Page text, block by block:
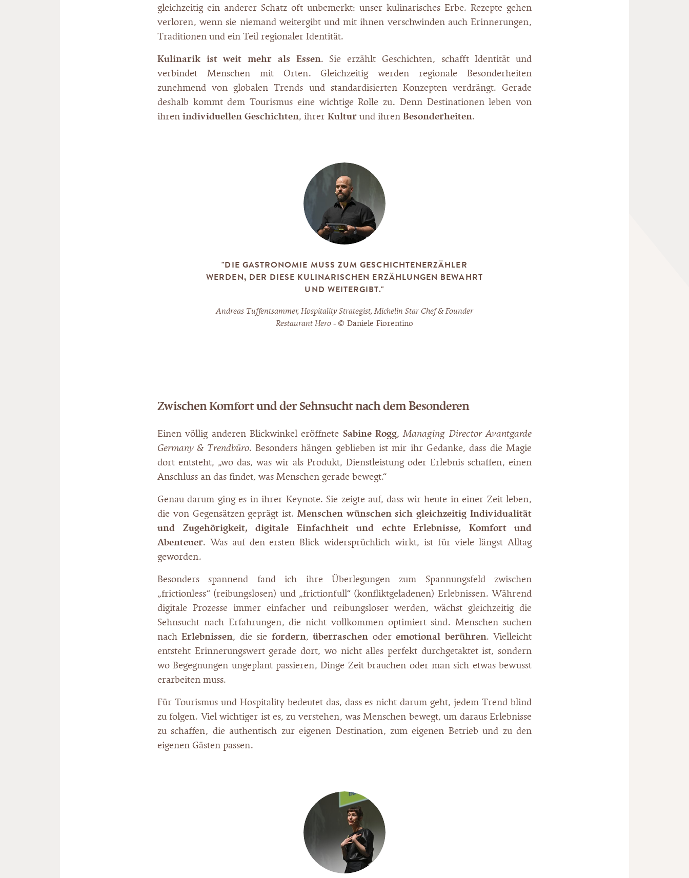
gleichzeitig ein anderer Schatz oft unbemerkt: unser kulinarisches Erbe. Rezepte gehen
verloren, wenn sie niemand weitergibt und mit ihnen verschwinden auch Erinnerungen,
Traditionen und ein Teil regionaler Identität.
Kulinarik ist weit mehr als Essen. Sie erzählt Geschichten, schafft Identität und
verbindet Menschen mit Orten. Gleichzeitig werden regionale Besonderheiten
zunehmend von globalen Trends und standardisierten Konzepten verdrängt. Gerade
deshalb kommt dem Tourismus eine wichtige Rolle zu. Denn Destinationen leben von
ihren individuellen Geschichten, ihrer Kultur und ihren Besonderheiten.
"DIE GASTRONOMIE MUSS ZUM GESCHICHTENERZÄHLER
WERDEN, DER DIESE KULINARISCHEN ERZÄHLUNGEN BEWAHRT
UND WEITERGIBT."
Andreas Tuffentsammer, Hospitality Strategist, Michelin Star Chef & Founder
Restaurant Hero - © Daniele Fiorentino
Zwischen Komfort und der Sehnsucht nach dem Besonderen
Einen völlig anderen Blickwinkel eröffnete Sabine Rogg,Managing Director Avantgarde
Germany & Trendbüro. Besonders hängen geblieben ist mir ihr Gedanke, dass die Magie
dort entsteht, „wo das, was wir als Produkt, Dienstleistung oder Erlebnis schaffen, einen
Anschluss an das findet, was Menschen gerade bewegt.“
Genau darum ging es in ihrer Keynote. Sie zeigte auf, dass wir heute in einer Zeit leben,
die von Gegensätzen geprägt ist. Menschen wünschen sich gleichzeitig Individualität
und Zugehörigkeit, digitale Einfachheit und echte Erlebnisse, Komfort und
Abenteuer. Was auf den ersten Blick widersprüchlich wirkt, ist für viele längst Alltag
geworden.
Besonders spannend fand ich ihre Überlegungen zum Spannungsfeld zwischen
„frictionless“ (reibungslosen) und „frictionfull“ (konfliktgeladenen) Erlebnissen. Während
digitale Prozesse immer einfacher und reibungsloser werden, wächst gleichzeitig die
Sehnsucht nach Erfahrungen, die nicht vollkommen optimiert sind. Menschen suchen
nachErlebnissen, die sie fordern,überraschen oderemotional berühren. Vielleicht
entsteht Erinnerungswert gerade dort, wo nicht alles perfekt durchgetaktet ist, sondern
wo Begegnungen ungeplant passieren, Dinge Zeit brauchen oder man sich etwas bewusst
erarbeiten muss.
Für Tourismus und Hospitality bedeutet das, dass es nicht darum geht, jedem Trend blind
zu folgen. Viel wichtiger ist es, zu verstehen, was Menschen bewegt, um daraus Erlebnisse
zu schaffen, die authentisch zur eigenen Destination, zum eigenen Betrieb und zu den
eigenen Gästen passen.